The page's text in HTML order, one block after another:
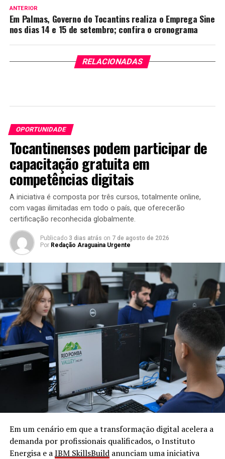
ANTERIOR
Em Palmas, Governo do Tocantins realiza o Emprega Sine
nos dias 14 e 15 de setembro; confira o cronograma
RELACIONADAS
OPORTUNIDADE
Tocantinenses podem participar de
capacitação gratuita em
competências digitais
A iniciativa é composta por três cursos, totalmente online,
com vagas ilimitadas em todo o país, que oferecerão
certificação reconhecida globalmente.
Publicado 3 dias atrás on 7 de agosto de 2026
Por Redação Araguaina Urgente
Em um cenário em que a transformação digital acelera a
demanda por profissionais qualificados, o Instituto
Energisa e aIBM SkillsBuildanunciam uma iniciativa